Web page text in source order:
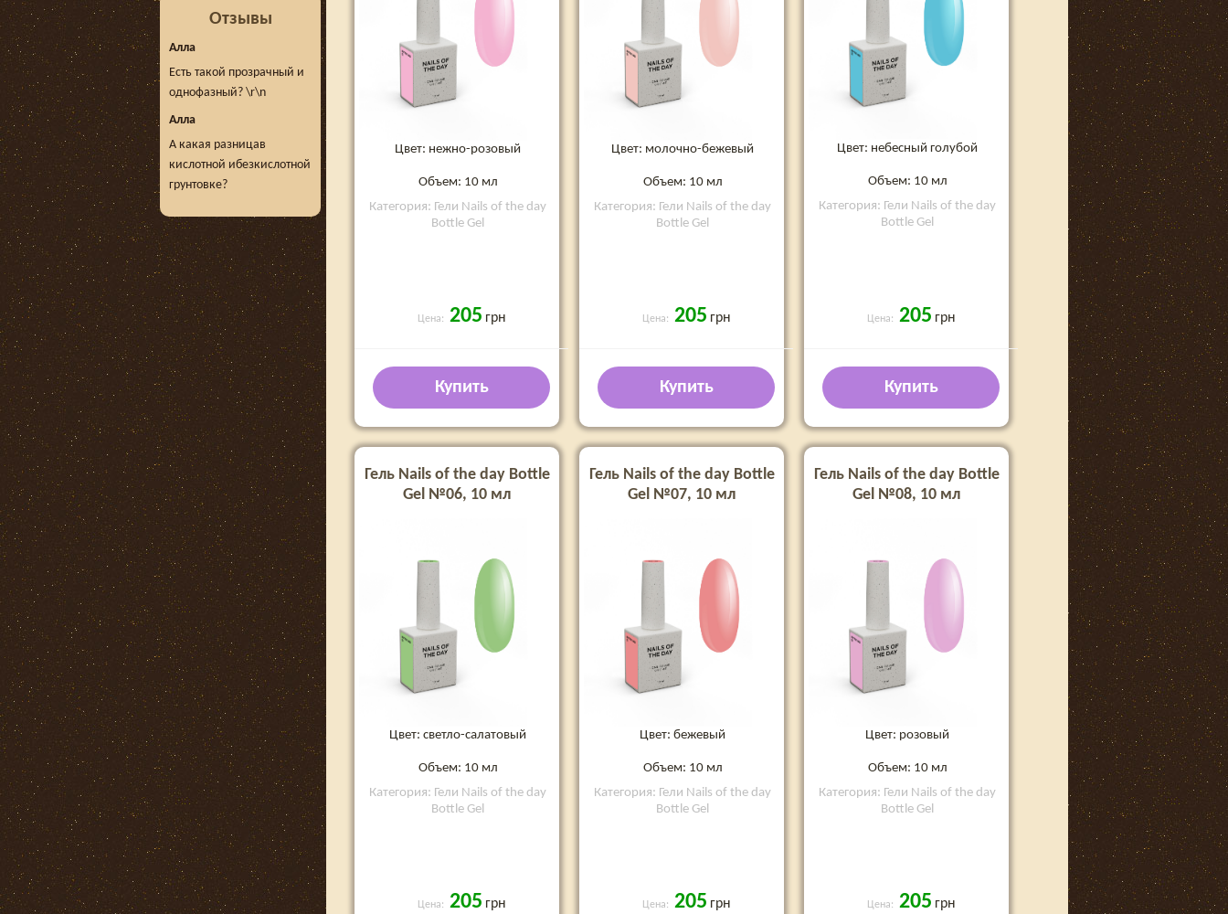
Отзывы
Алла
Есть такой прозрачный и
однофазный? \r\n
Алла
А какая разницав
кислотной ибезкислотной
грунтовке?
Цвет: нежно-розовый
Объем: 10 мл
Категория: Гели Nails of the day
Bottle Gel
Цена: 205 грн
Купить
Цвет: молочно-бежевый
Объем: 10 мл
Категория: Гели Nails of the day
Bottle Gel
Цена: 205 грн
Купить
Цвет: небесный голубой
Объем: 10 мл
Категория: Гели Nails of the day
Bottle Gel
Цена: 205 грн
Купить
Гель Nails of the day Bottle
Gel №06, 10 мл
Цвет: светло-салатовый
Объем: 10 мл
Категория: Гели Nails of the day
Bottle Gel
Цена: 205 грн
Гель Nails of the day Bottle
Gel №07, 10 мл
Цвет: бежевый
Объем: 10 мл
Категория: Гели Nails of the day
Bottle Gel
Цена: 205 грн
Гель Nails of the day Bottle
Gel №08, 10 мл
Цвет: розовый
Объем: 10 мл
Категория: Гели Nails of the day
Bottle Gel
Цена: 205 грн